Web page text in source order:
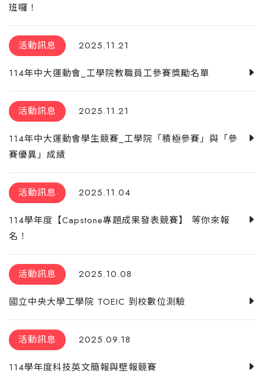
班囉！
活動訊息 2025.11.21
114年中大運動會_工學院教職員工參賽獎勵名單
活動訊息 2025.11.21
114年中大運動會學生競賽_工學院「積極參賽」與「參
賽優異」成績
活動訊息 2025.11.04
114學年度【Capstone專題成果發表競賽】 等你來報
名！
活動訊息 2025.10.08
國立中央大學工學院 TOEIC 到校數位測驗
活動訊息 2025.09.18
114學年度科技英文簡報與壁報競賽